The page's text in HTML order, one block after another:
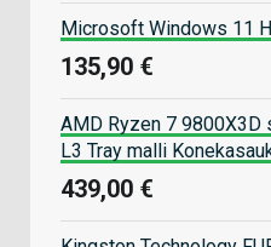
Microsoft Windows 11
135,90 €
AMD Ryzen 7 9800X3D
L3 Tray malli
439,00 €